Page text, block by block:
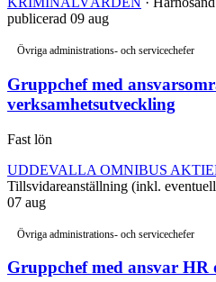
publicerad 09 aug
Övriga administrations- och servicechefer
Gruppchef med
verksamhetsutveckling
Fast lön
UDDEVALLA OMNIBUS
Tillsvidareanställning (inkl.
07 aug
Övriga administrations- och servicechefer
Gruppchef med ansvar